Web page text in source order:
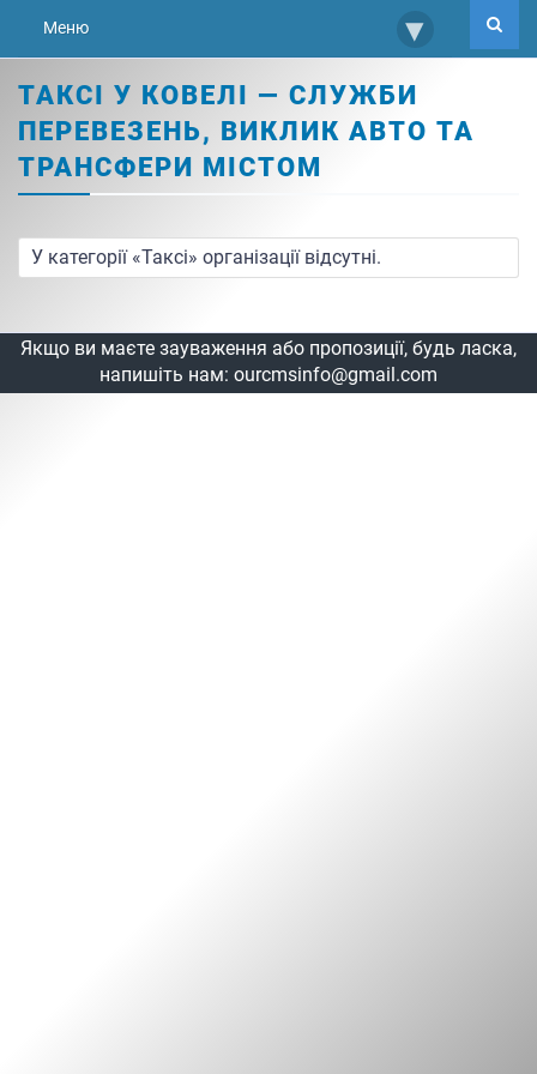
Меню ▾
ТАКСІ У КОВЕЛІ — СЛУЖБИ
ПЕРЕВЕЗЕНЬ, ВИКЛИК АВТО ТА
ТРАНСФЕРИ МІСТОМ
У категорії «Таксі» організації відсутні.
Якщо ви маєте зауваження або пропозиції, будь ласка,
напишіть нам: ourcmsinfo@gmail.com